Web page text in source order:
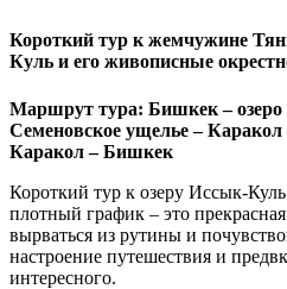
Короткий тур к жемчужине
Куль и его живописные
Маршрут тура: Бишкек –
Семеновское ущелье –
Каракол – Бишкек
Короткий тур к озеру Иссык-
плотный график – это
вырваться из рутины и
настроение путешествия и
интересного.